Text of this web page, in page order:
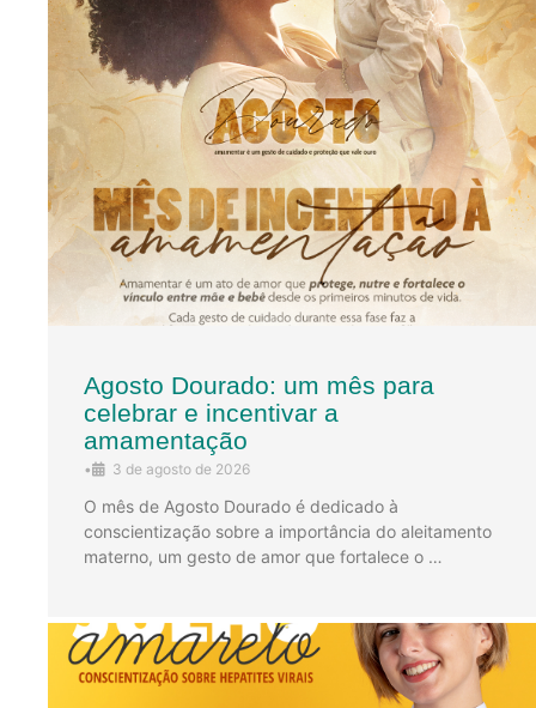
Agosto Dourado: um mês para
celebrar e incentivar a
amamentação
• 3 de agosto de 2026
O mês de Agosto Dourado é dedicado à
conscientização sobre a importância do aleitamento
materno, um gesto de amor que fortalece o …